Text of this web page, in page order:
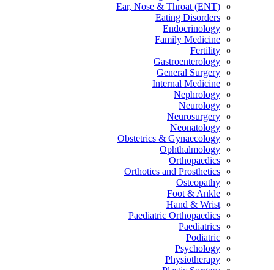
Ear, Nose & Throat (ENT)
Eating Disorders
Endocrinology
Family Medicine
Fertility
Gastroenterology
General Surgery
Internal Medicine
Nephrology
Neurology
Neurosurgery
Neonatology
Obstetrics & Gynaecology
Ophthalmology
Orthopaedics
Orthotics and Prosthetics
Osteopathy
Foot & Ankle
Hand & Wrist
Paediatric Orthopaedics
Paediatrics
Podiatric
Psychology
Physiotherapy